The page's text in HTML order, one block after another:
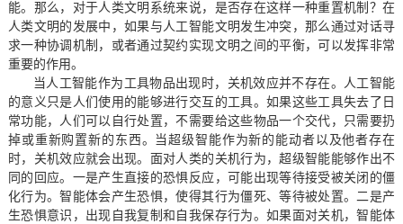
能。那么，对于人类文明系统来说，是否存在这样一种重置机制？在
人类文明的发展中，如果与人工智能文明发生冲突，那么通过对话寻
求一种协调机制，或者通过契约实现文明之间的平衡，可以发挥非常
重要的作用。
当人工智能作为工具物品出现时，关机效应并不存在。人工智能
的意义只是人们使用的能够进行交互的工具。如果这些工具失去了日
常功能，人们可以自行处置，不需要给这些物品一个交代，只需要扔
掉或重新购置新的东西。当超级智能作为新的能动者以及他者存在
时，关机效应就会出现。面对人类的关机行为，超级智能能够作出不
同的回应。一是产生直接的恐惧反应，可能出现等待接受被关闭的僵
化行为。智能体会产生恐惧，使得其行为僵死、等待被处置。二是产
生恐惧意识，出现自我复制和自我保存行为。如果面对关机，智能体